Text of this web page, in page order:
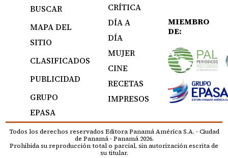
BUSCAR
MAPA DEL
SITIO
CLASIFICADOS
PUBLICIDAD
GRUPO
EPASA
CRÍTICA
DÍA A
DÍA
MUJER
CINE
RECETAS
IMPRESOS
MIEMBRO
DE:
Todos los derechos reservados Editora Panamá América S.A. - Ciudad
de Panamá - Panamá 2026.
Prohibida su reproducción total o parcial, sin autorización escrita de
su titular.